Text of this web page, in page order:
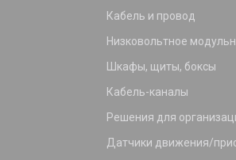
Кабель и провод
Низковольтное
Шкафы, щиты, боксы
Кабель-каналы
Решения для
Датчики движения/